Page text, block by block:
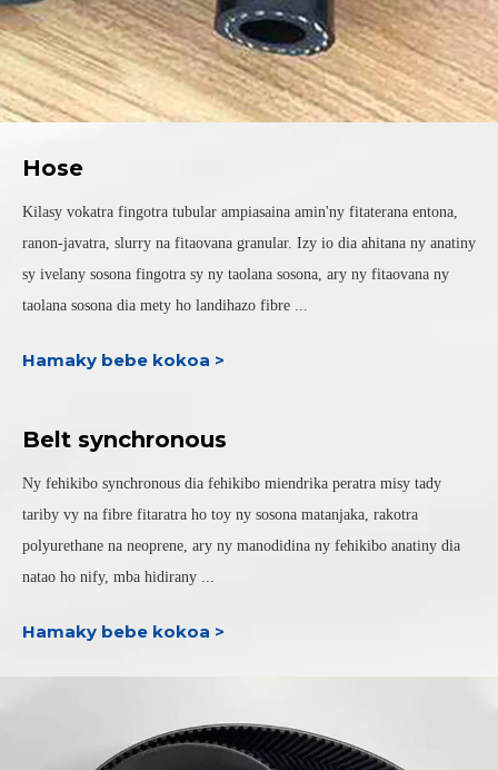
Hose
Kilasy vokatra fingotra tubular ampiasaina amin'ny fitaterana entona,
ranon-javatra, slurry na fitaovana granular. Izy io dia ahitana ny anatiny
sy ivelany sosona fingotra sy ny taolana sosona, ary ny fitaovana ny
taolana sosona dia mety ho landihazo fibre ...
Hamaky bebe kokoa >
Belt synchronous
Ny fehikibo synchronous dia fehikibo miendrika peratra misy tady
tariby vy na fibre fitaratra ho toy ny sosona matanjaka, rakotra
polyurethane na neoprene, ary ny manodidina ny fehikibo anatiny dia
natao ho nify, mba hidirany ...
Hamaky bebe kokoa >